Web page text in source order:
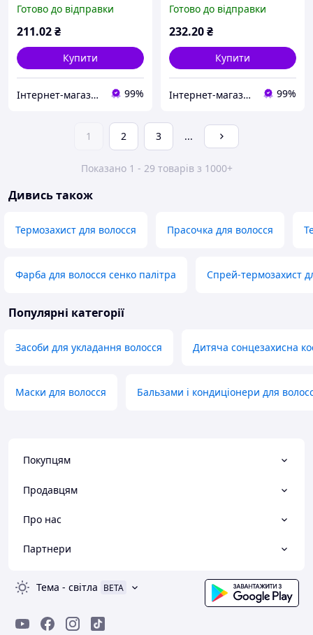
L`abbronzato
Готово до відправки
211.02₴
Купити
Інтернет-магазин БАДів, вітамінів та косметики 99%
мл L`abbronzato
Готово до відправки
232.20₴
Купити
Інтернет-магазин БАДів, вітамінів та косметики 99%
1 2 3 ...
Показано 1 - 29 товарів з 1000+
Дивись також
Термозахист для волосся Прасочка для волосся
Фарба для волосся сенко палітра Спрей-термозахист
Популярні категорії
Засоби для укладання волосся Дитяча сонцезахисна
Маски для волосся Бальзами і кондиціонери для
Покупцям
Продавцям
Про нас
Партнери
Тема - світла BETA